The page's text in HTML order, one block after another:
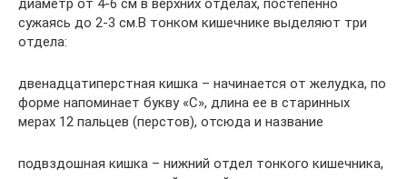
диаметр от 4-6 см в верхних отделах, постепенно
сужаясь до 2-3 см.В тонком кишечнике выделяют три
отдела:
двенадцатиперстная кишка – начинается от желудка, по
форме напоминает букву «С», длина ее в старинных
мерах 12 пальцев (перстов), отсюда и название
подвздошная кишка – нижний отдел тонкого кишечника,